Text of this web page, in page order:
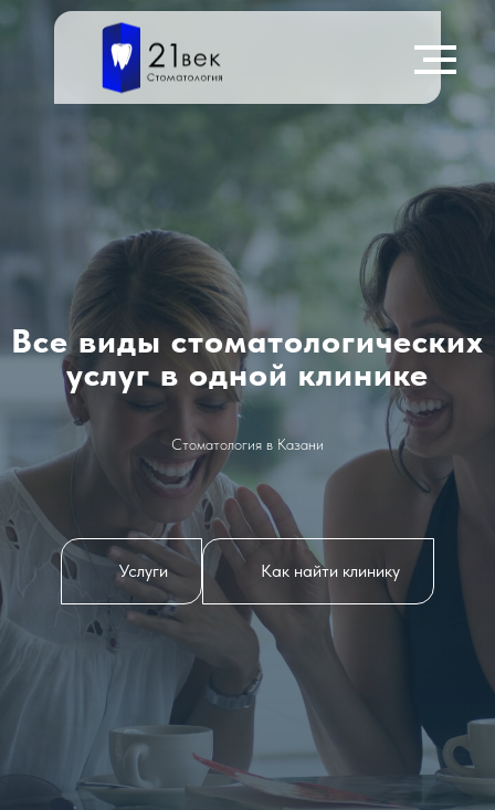
Все виды стоматологических
услуг в одной клинике
Стоматология в Казани
Услуги Как найти клинику